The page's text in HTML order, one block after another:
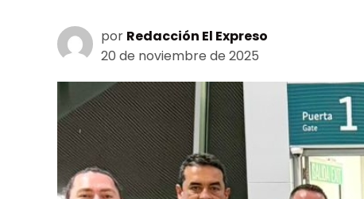
por Redacción El Expreso
20 de noviembre de 2025